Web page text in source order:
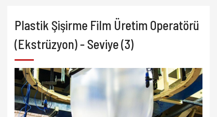
Plastik Şişirme Film Üretim Operatörü
(Ekstrüzyon) - Seviye (3)